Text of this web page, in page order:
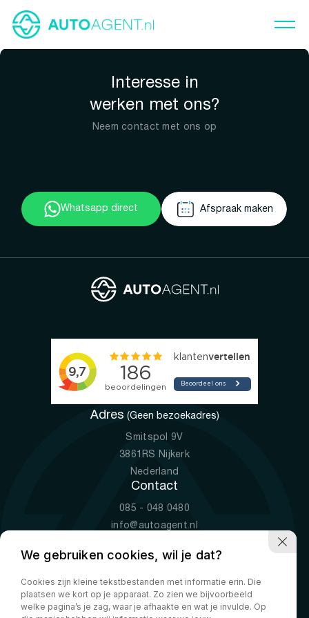
Interesse in
werken met ons?
Neem contact met ons op
Whatsapp direct Afspraak maken
Adres (Geen bezoekadres)
Smitspol 9V
3861RS Nijkerk
Nederland
Contact
085 - 048 0480
info@autoagent.nl
Openingstijden
Ma-Vr
09:00 - 19:00
Za
10:00 - 17:00
We gebruiken cookies, wil je dat?
Cookies zijn kleine tekstbestanden met informatie erin. Die
plaatsen we kort op je apparaat. Zo zien we bijvoorbeeld
welke pagina’s je zag, waar je afhaakte en wat je invulde. Op